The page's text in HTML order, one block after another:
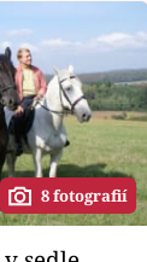
8 fotografií